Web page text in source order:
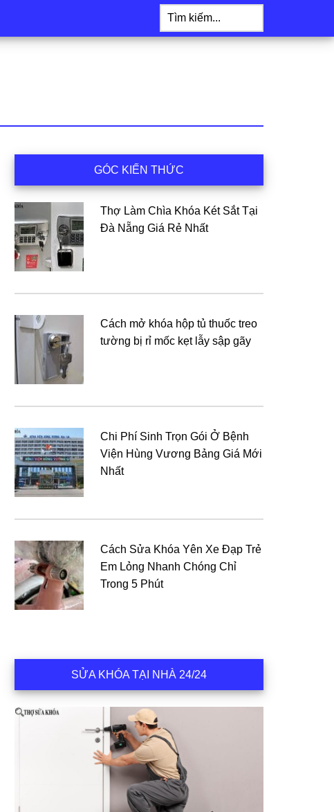
Tìm
kiếm...
chính
GÓC KIẾN THỨC
Thợ Làm Chìa Khóa Két Sắt Tại
Đà Nẵng Giá Rẻ Nhất
Cách mở khóa hộp tủ thuốc treo
tường bị rỉ mốc kẹt lẫy sập gãy
Chi Phí Sinh Trọn Gói Ở Bệnh
Viện Hùng Vương Bảng Giá Mới
Nhất
Cách Sửa Khóa Yên Xe Đạp Trẻ
Em Lỏng Nhanh Chóng Chỉ
Trong 5 Phút
SỬA KHÓA TẠI NHÀ 24/24